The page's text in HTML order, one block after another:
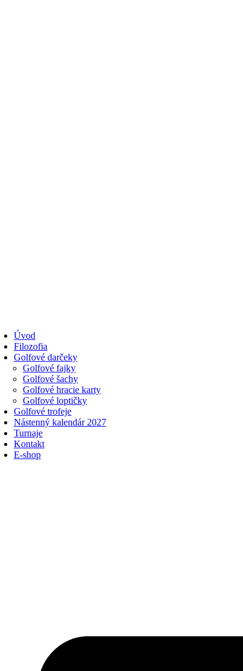
Úvod
Filozofia
Golfové darčeky
Golfové fajky
Golfové šachy
Golfové hracie karty
Golfové loptičky
Golfové trofeje
Nástenný kalendár 2027
Turnaje
Kontakt
E-shop